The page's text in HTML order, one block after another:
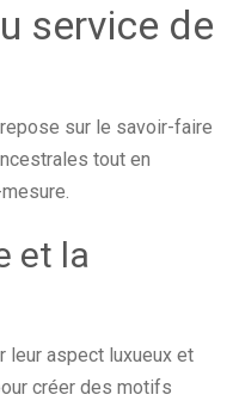
service de
sur le savoir-faire
tout en
et la
leur aspect luxueux et
créer des motifs